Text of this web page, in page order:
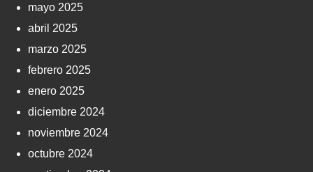
mayo 2025
abril 2025
marzo 2025
febrero 2025
enero 2025
diciembre 2024
noviembre 2024
octubre 2024